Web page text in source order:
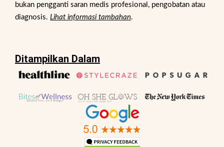
bukan pengganti saran medis profesional, pengobatan atau
diagnosis. Lihat informasi tambahan.
Ditampilkan Dalam